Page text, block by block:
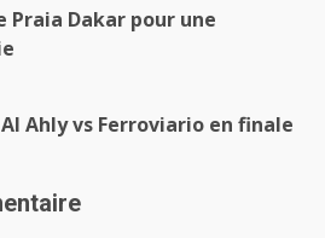
Praia Dakar pour une
Al Ahly vs Ferroviario en finale